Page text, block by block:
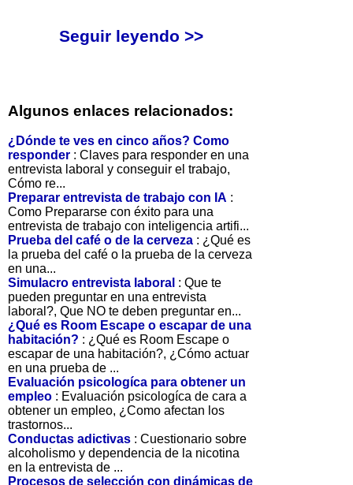
Seguir leyendo >>
Algunos enlaces relacionados:
¿Dónde te ves en cinco años? Como
responder : Claves para responder en una
entrevista laboral y conseguir el trabajo,
Cómo re...
Preparar entrevista de trabajo con IA :
Como Prepararse con éxito para una
entrevista de trabajo con inteligencia artifi...
Prueba del café o de la cerveza : ¿Qué es
la prueba del café o la prueba de la cerveza
en una...
Simulacro entrevista laboral : Que te
pueden preguntar en una entrevista
laboral?, Que NO te deben preguntar en...
¿Qué es Room Escape o escapar de una
habitación? : ¿Qué es Room Escape o
escapar de una habitación?, ¿Cómo actuar
en una prueba de ...
Evaluación psicologíca para obtener un
empleo : Evaluación psicologíca de cara a
obtener un empleo, ¿Como afectan los
trastornos...
Conductas adictivas : Cuestionario sobre
alcoholismo y dependencia de la nicotina
en la entrevista de ...
Procesos de selección con dinámicas de